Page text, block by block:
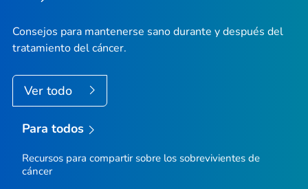
Consejos para mantenerse sano durante y después del
tratamiento del cáncer.
Ver todo
Para todos
Recursos para compartir sobre los sobrevivientes de
cáncer